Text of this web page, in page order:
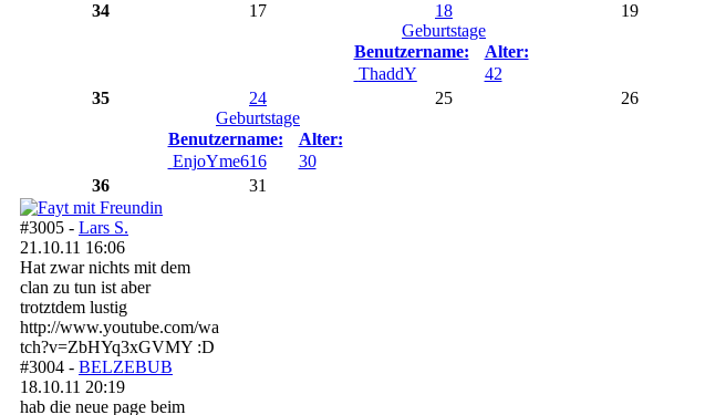
34 17
18
Geburtstage
Benutzername:
Alter:
ThaddY
42
19
35
24
Geburtstage
Benutzername:
Alter:
EnjoYme616
30
25 26
36
31
#3005 - Lars S.
21.10.11 16:06
Hat zwar nichts mit dem
clan zu tun ist aber
trotztdem lustig
http://www.youtube.com/wa
tch?v=ZbHYq3xGVMY :D
#3004 - BELZEBUB
18.10.11 20:19
hab die neue page beim